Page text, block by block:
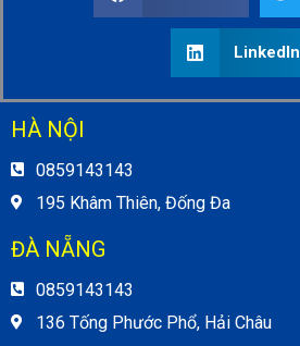
LinkedIn
HÀ NỘI
0859143143
195 Khâm Thiên, Đống Đa
ĐÀ NẴNG
0859143143
136 Tống Phước Phổ, Hải Châu